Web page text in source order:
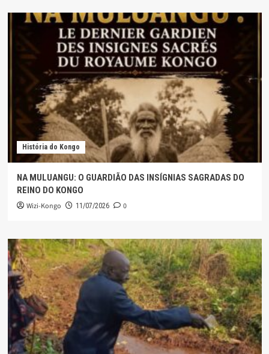
História do Kongo
NA MULUANGU: O GUARDIÃO DAS INSÍGNIAS SAGRADAS DO
REINO DO KONGO
Wizi-Kongo 11/07/2026 0